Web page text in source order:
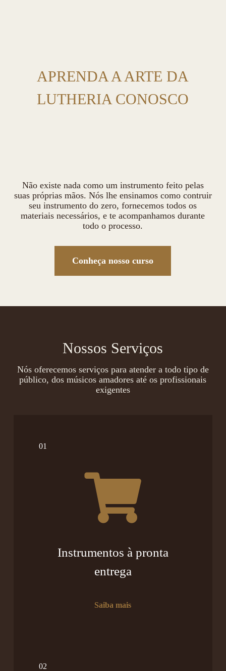
APRENDA A ARTE DA
LUTHERIA CONOSCO
Não existe nada como um instrumento feito pelas
suas próprias mãos. Nós lhe ensinamos como contruir
seu instrumento do zero, fornecemos todos os
materiais necessários, e te acompanhamos durante
todo o processo.
Conheça nosso curso
Nossos Serviços
Nós oferecemos serviços para atender a todo tipo de
público, dos músicos amadores até os profissionais
exigentes
01
Instrumentos à pronta
entrega
Saiba mais
02